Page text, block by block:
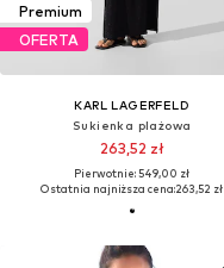
Premium
OFERTA
KARL LAGERFELD
Sukienka plażowa
263,52 zł
Pierwotnie: 549,00 zł
Ostatnia najniższa cena:263,52 zł